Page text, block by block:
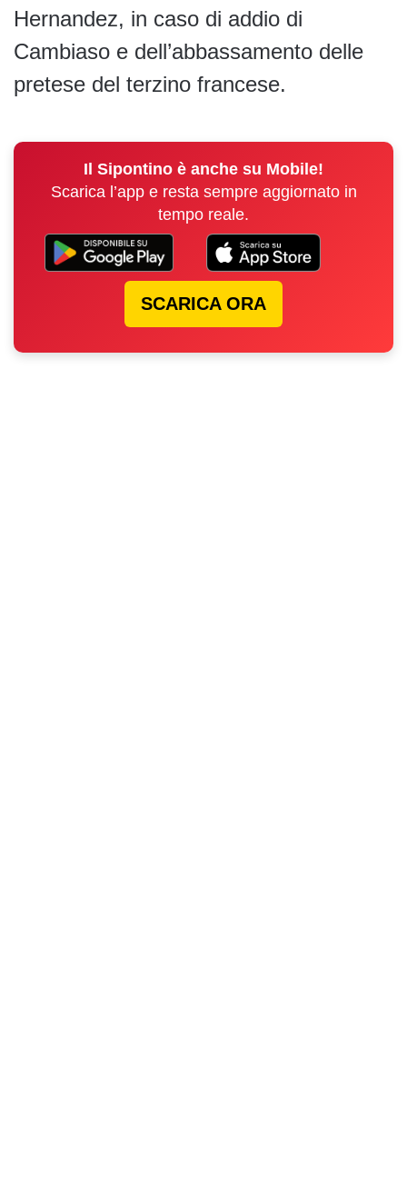
Hernandez, in caso di addio di
Cambiaso e dell’abbassamento delle
pretese del terzino francese.
Il Sipontino è anche su Mobile!
Scarica l’app e resta sempre aggiornato in
tempo reale.
SCARICA ORA